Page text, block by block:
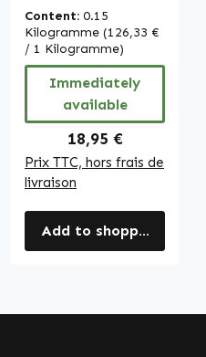
Avec Vitamine A,
Riboflavine, Zinc
et Plus Encore -
Pour la Vision et
Plus Encore -
Faciles à Avaler |
Warnke
Vitalstoffe
Content: 0.15
Kilogramme (126,33 €
/ 1 Kilogramme)
Immediately
available
Regular price:
18,95 €
Prix TTC, hors frais de
livraison
Add to shopping cart